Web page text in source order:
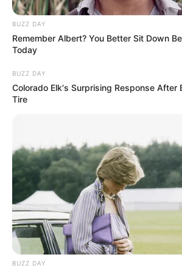
5. Siapa yang sering main ini?
dijadikan ide unik untuk hunian
BUZZ DAY
Remember Albert? You Better Sit Down
Today
BUZZ DAY
Colorado Elk's Surprising Response After
Tire
BUZZ DAY